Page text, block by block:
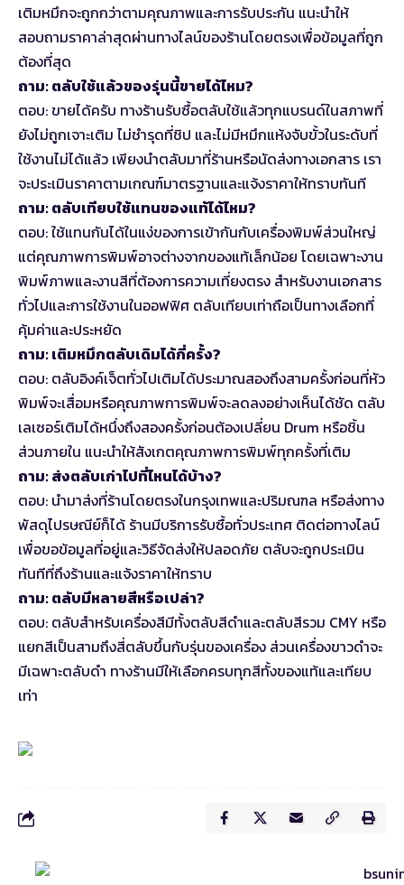
เติมหมึกจะถูกกว่าตามคุณภาพและการรับประกัน แนะนำให้
สอบถามราคาล่าสุดผ่านทางไลน์ของร้านโดยตรงเพื่อข้อมูลที่ถูก
ต้องที่สุด
ถาม: ตลับใช้แล้วของรุ่นนี้ขายได้ไหม?
ตอบ: ขายได้ครับ ทางร้านรับซื้อตลับใช้แล้วทุกแบรนด์ในสภาพที่
ยังไม่ถูกเจาะเติม ไม่ชำรุดที่ชิป และไม่มีหมึกแห้งจับขั้วในระดับที่
ใช้งานไม่ได้แล้ว เพียงนำตลับมาที่ร้านหรือนัดส่งทางเอกสาร เรา
จะประเมินราคาตามเกณฑ์มาตรฐานและแจ้งราคาให้ทราบทันที
ถาม: ตลับเทียบใช้แทนของแท้ได้ไหม?
ตอบ: ใช้แทนกันได้ในแง่ของการเข้ากันกับเครื่องพิมพ์ส่วนใหญ่
แต่คุณภาพการพิมพ์อาจต่างจากของแท้เล็กน้อย โดยเฉพาะงาน
พิมพ์ภาพและงานสีที่ต้องการความเที่ยงตรง สำหรับงานเอกสาร
ทั่วไปและการใช้งานในออฟฟิศ ตลับเทียบเท่าถือเป็นทางเลือกที่
คุ้มค่าและประหยัด
ถาม: เติมหมึกตลับเดิมได้กี่ครั้ง?
ตอบ: ตลับอิงค์เจ็ตทั่วไปเติมได้ประมาณสองถึงสามครั้งก่อนที่หัว
พิมพ์จะเสื่อมหรือคุณภาพการพิมพ์จะลดลงอย่างเห็นได้ชัด ตลับ
เลเซอร์เติมได้หนึ่งถึงสองครั้งก่อนต้องเปลี่ยน Drum หรือชิ้น
ส่วนภายใน แนะนำให้สังเกตคุณภาพการพิมพ์ทุกครั้งที่เติม
ถาม: ส่งตลับเก่าไปที่ไหนได้บ้าง?
ตอบ: นำมาส่งที่ร้านโดยตรงในกรุงเทพและปริมณฑล หรือส่งทาง
พัสดุไปรษณีย์ก็ได้ ร้านมีบริการรับซื้อทั่วประเทศ ติดต่อทางไลน์
เพื่อขอข้อมูลที่อยู่และวิธีจัดส่งให้ปลอดภัย ตลับจะถูกประเมิน
ทันทีที่ถึงร้านและแจ้งราคาให้ทราบ
ถาม: ตลับมีหลายสีหรือเปล่า?
ตอบ: ตลับสำหรับเครื่องสีมีทั้งตลับสีดำและตลับสีรวม CMY หรือ
แยกสีเป็นสามถึงสี่ตลับขึ้นกับรุ่นของเครื่อง ส่วนเครื่องขาวดำจะ
มีเฉพาะตลับดำ ทางร้านมีให้เลือกครบทุกสีทั้งของแท้และเทียบ
เท่า